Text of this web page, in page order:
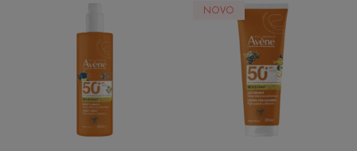
SPF50+
mlijeko
SPF50+
NOVO